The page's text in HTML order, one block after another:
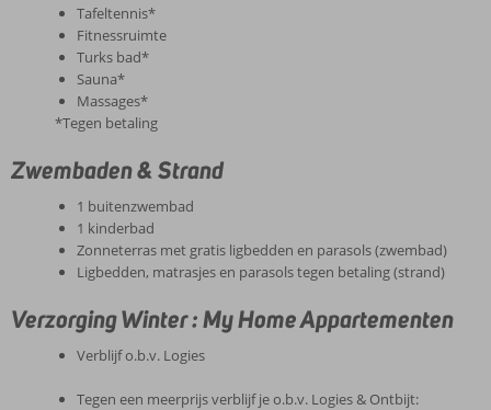
Tafeltennis*
Fitnessruimte
Turks bad*
Sauna*
Massages*
*Tegen betaling
Zwembaden & Strand
1 buitenzwembad
1 kinderbad
Zonneterras met gratis ligbedden en parasols (zwembad)
Ligbedden, matrasjes en parasols tegen betaling (strand)
Verzorging Winter : My Home Appartementen
Verblijf o.b.v. Logies
Tegen een meerprijs verblijf je o.b.v. Logies & Ontbijt: